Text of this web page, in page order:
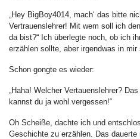
„Hey BigBoy4014, mach‘ das bitte
Vertrauenslehrer! Mit wem soll ich
da bist?“ Ich überlegte noch, ob ich
erzählen sollte, aber irgendwas in mir
Schon gongte es wieder:
„Haha! Welcher Vertauenslehrer?
kannst du ja wohl vergessen!“
Oh Scheiße, dachte ich und
Geschichte zu erzählen. Das